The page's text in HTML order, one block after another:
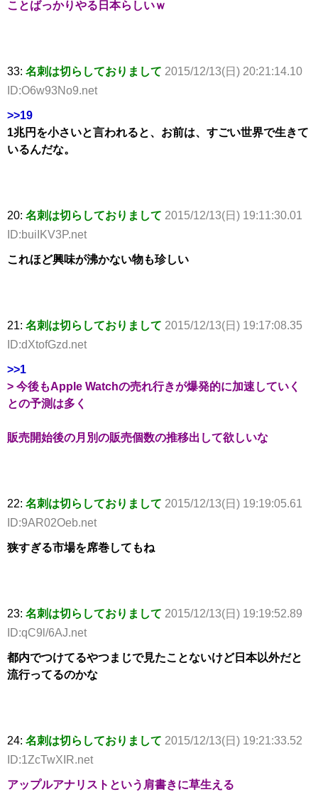
ことばっかりやる日本らしいｗ
33: 名刺は切らしておりまして 2015/12/13(日) 20:21:14.10
ID:O6w93No9.net
>>19
1兆円を小さいと言われると、お前は、すごい世界で生きて
いるんだな。
20: 名刺は切らしておりまして 2015/12/13(日) 19:11:30.01
ID:buiIKV3P.net
これほど興味が沸かない物も珍しい
21: 名刺は切らしておりまして 2015/12/13(日) 19:17:08.35
ID:dXtofGzd.net
>>1
> 今後もApple Watchの売れ行きが爆発的に加速していく
との予測は多く
販売開始後の月別の販売個数の推移出して欲しいな
22: 名刺は切らしておりまして 2015/12/13(日) 19:19:05.61
ID:9AR02Oeb.net
狭すぎる市場を席巻してもね
23: 名刺は切らしておりまして 2015/12/13(日) 19:19:52.89
ID:qC9l/6AJ.net
都内でつけてるやつまじで見たことないけど日本以外だと
流行ってるのかな
24: 名刺は切らしておりまして 2015/12/13(日) 19:21:33.52
ID:1ZcTwXIR.net
アップルアナリストという肩書きに草生える